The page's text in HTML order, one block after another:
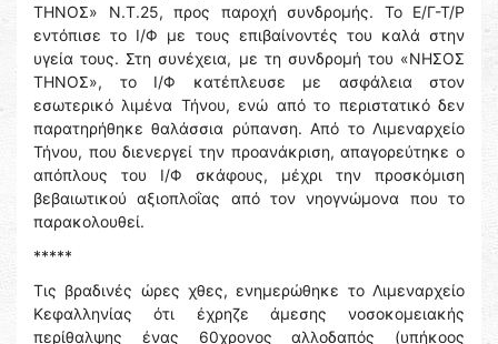
ΤΗΝΟΣ» Ν.Τ.25, προς παροχή συνδρομής. Το Ε/Γ-Τ/Ρ
εντόπισε το Ι/Φ με τους επιβαίνοντές του καλά στην
υγεία τους. Στη συνέχεια, με τη συνδρομή του «ΝΗΣΟΣ
ΤΗΝΟΣ», το Ι/Φ κατέπλευσε με ασφάλεια στον
εσωτερικό λιμένα Τήνου, ενώ από το περιστατικό δεν
παρατηρήθηκε θαλάσσια ρύπανση. Από το Λιμεναρχείο
Τήνου, που διενεργεί την προανάκριση, απαγορεύτηκε ο
απόπλους του Ι/Φ σκάφους, μέχρι την προσκόμιση
βεβαιωτικού αξιοπλοΐας από τον νηογνώμονα που το
παρακολουθεί.
*****
Τις βραδινές ώρες χθες, ενημερώθηκε το Λιμεναρχείο
Κεφαλληνίας ότι έχρηζε άμεσης νοσοκομειακής
περίθαλψης ένας 60χρονος αλλοδαπός (υπήκοος